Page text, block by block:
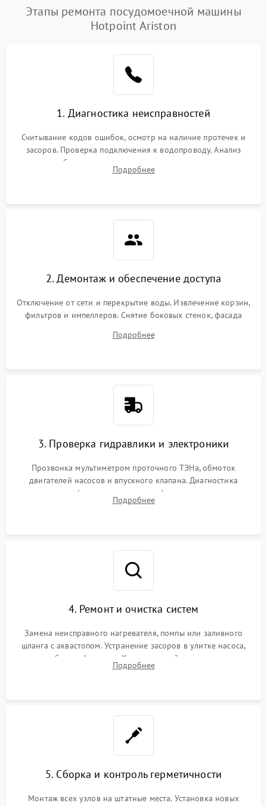
Проблемы с набором
воды
1800 ₽ Подробнее →
1700 ₽
циркуляционным насосом
2100 ₽ Подробнее →
Этапы ремонта посудомоечной машины
Hotpoint Ariston
1. Диагностика неисправностей
Считывание кодов ошибок, осмотр на наличие протечек и
засоров. Проверка подключения к водопроводу. Анализ
жалоб на отсутствие слива, нагрева, вращения
разбрызгивателей или срабатывание системы защиты
Подробнее
2. Демонтаж и обеспечение доступа
Отключение от сети и перекрытие воды. Извлечение корзин,
фильтров и импеллеров. Снятие боковых стенок, фасада
циркуляционному насосу, ТЭНу и сливной помпе.
Подробнее
3. Проверка гидравлики и электроники
Прозвонка мультиметром проточного ТЭНа, обмоток
двигателей насосов и впускного клапана. Диагностика
прессостата (датчика уровня воды), датчика мутности,
концевика дверцы и электронного модуля управления.
Подробнее
4. Ремонт и очистка систем
Замена неисправного нагревателя, помпы или заливного
шланга с аквастопом. Устранение засоров в улитке насоса,
патрубках и фильтрах. Компонентный ремонт платы
управления, восстановление поврежденной проводки.
Подробнее
5. Сборка и контроль герметичности
Монтаж всех узлов на штатные места. Установка новых